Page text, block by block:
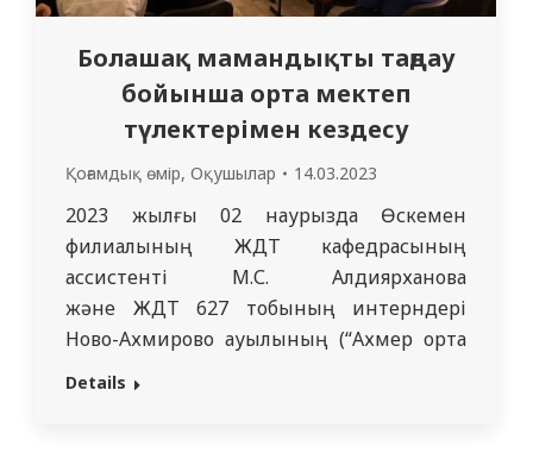
Болашақ мамандықты таңдау
бойынша орта мектеп
түлектерімен кездесу
Қоғамдық өмір, Оқушылар 14.03.2023
2023 жылғы 02 наурызда Өскемен
филиалының ЖДТ кафедрасының
ассистенті М.С. Алдиярханова
және ЖДТ 627 тобының интерндері
Ново-Ахмирово ауылының (“Ахмер орта
мектебі” КММ) және Глубокое кентінің
Details